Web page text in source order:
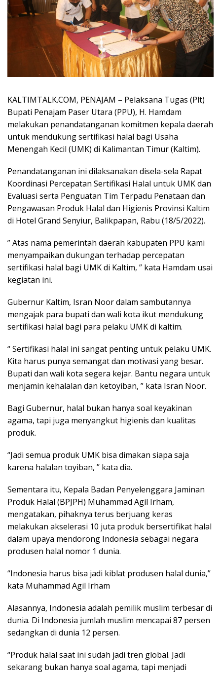
KALTIMTALK.COM, PENAJAM – Pelaksana Tugas (Plt)
Bupati Penajam Paser Utara (PPU), H. Hamdam
melakukan penandatanganan komitmen kepala daerah
untuk mendukung sertifikasi halal bagi Usaha
Menengah Kecil (UMK) di Kalimantan Timur (Kaltim).
Penandatanganan ini dilaksanakan disela-sela Rapat
Koordinasi Percepatan Sertifikasi Halal untuk UMK dan
Evaluasi serta Penguatan Tim Terpadu Penataan dan
Pengawasan Produk Halal dan Higienis Provinsi Kaltim
di Hotel Grand Senyiur, Balikpapan, Rabu (18/5/2022).
” Atas nama pemerintah daerah kabupaten PPU kami
menyampaikan dukungan terhadap percepatan
sertifikasi halal bagi UMK di Kaltim, ” kata Hamdam usai
kegiatan ini.
Gubernur Kaltim, Isran Noor dalam sambutannya
mengajak para bupati dan wali kota ikut mendukung
sertifikasi halal bagi para pelaku UMK di kaltim.
“ Sertifikasi halal ini sangat penting untuk pelaku UMK.
Kita harus punya semangat dan motivasi yang besar.
Bupati dan wali kota segera kejar. Bantu negara untuk
menjamin kehalalan dan ketoyiban, ” kata Isran Noor.
Bagi Gubernur, halal bukan hanya soal keyakinan
agama, tapi juga menyangkut higienis dan kualitas
produk.
“Jadi semua produk UMK bisa dimakan siapa saja
karena halalan toyiban, ” kata dia.
Sementara itu, Kepala Badan Penyelenggara Jaminan
Produk Halal (BPJPH) Muhammad Agil Irham,
mengatakan, pihaknya terus berjuang keras
melakukan akselerasi 10 juta produk bersertifikat halal
dalam upaya mendorong Indonesia sebagai negara
produsen halal nomor 1 dunia.
“Indonesia harus bisa jadi kiblat produsen halal dunia,”
kata Muhammad Agil Irham
Alasannya, Indonesia adalah pemilik muslim terbesar di
dunia. Di Indonesia jumlah muslim mencapai 87 persen
sedangkan di dunia 12 persen.
“Produk halal saat ini sudah jadi tren global. Jadi
sekarang bukan hanya soal agama, tapi menjadi